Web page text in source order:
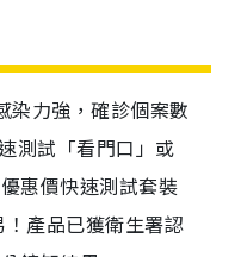
力強，確診個案數
測試「看門口」或
惠價快速測試套裝
產品已獲衛生署認